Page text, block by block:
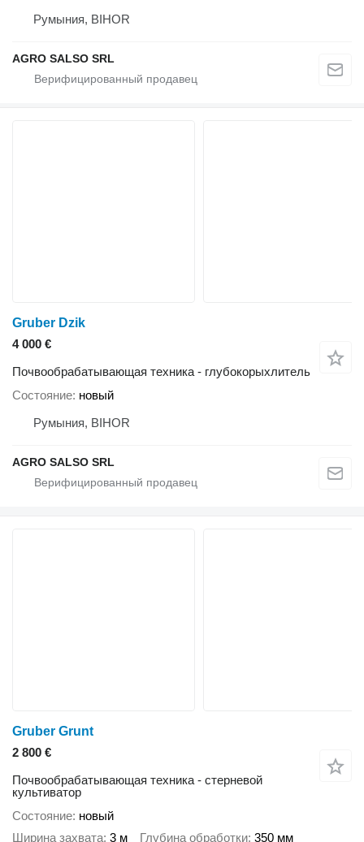
Румыния, BIHOR
AGRO SALSO SRL
Gruber Dzik
4 000 €
Почвообрабатывающая техника - глубокорыхлитель
Состояние новый
Румыния, BIHOR
AGRO SALSO SRL
Gruber Grunt
2 800 €
Почвообрабатывающая техника - стерневой
культиватор
Состояние новый
Ширина захвата 3 м Глубина обработки 350 мм